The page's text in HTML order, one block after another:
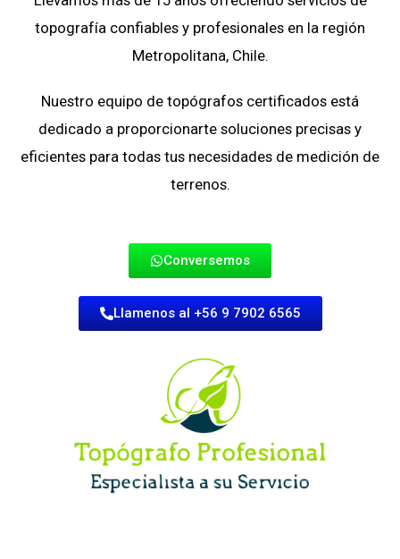
topografía confiables y profesionales en la región
Metropolitana, Chile.
Nuestro equipo de topógrafos certificados está
dedicado a proporcionarte soluciones precisas y
eficientes para todas tus necesidades de medición de
terrenos.
Conversemos
Llamenos al +56 9 7902 6565